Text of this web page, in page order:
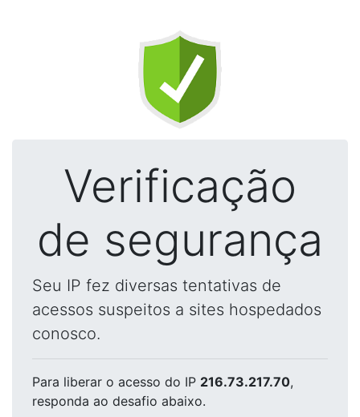
Verificação
de segurança
Seu IP fez diversas tentativas de
acessos suspeitos a sites hospedados
conosco.
Para liberar o acesso do IP 216.73.217.70,
responda ao desafio abaixo.